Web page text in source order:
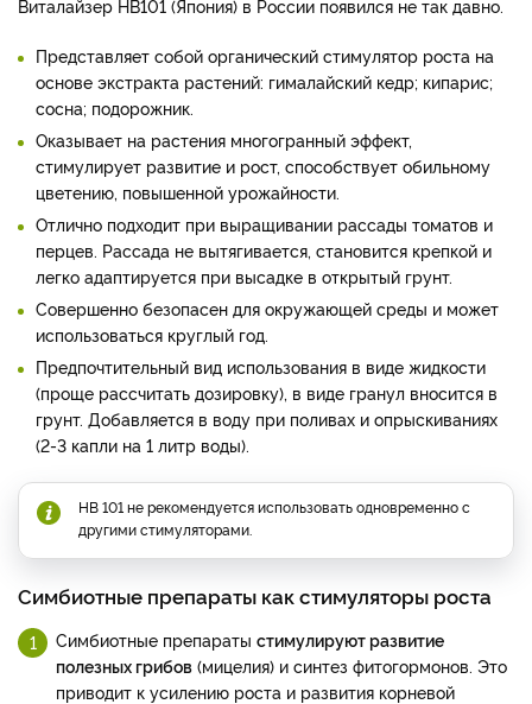
Виталайзер НВ101 (Япония) в России появился не так давно.
Представляет собой органический стимулятор роста на
основе экстракта растений: гималайский кедр; кипарис;
сосна; подорожник.
Оказывает на растения многогранный эффект,
стимулирует развитие и рост, способствует обильному
цветению, повышенной урожайности.
Отлично подходит при выращивании рассады томатов и
перцев. Рассада не вытягивается, становится крепкой и
легко адаптируется при высадке в открытый грунт.
Совершенно безопасен для окружающей среды и может
использоваться круглый год.
Предпочтительный вид использования в виде жидкости
(проще рассчитать дозировку), в виде гранул вносится в
грунт. Добавляется в воду при поливах и опрыскиваниях
(2-3 капли на 1 литр воды).
НВ 101 не рекомендуется использовать одновременно с
другими стимуляторами.
Симбиотные препараты как стимуляторы роста
Симбиотные препараты стимулируют развитие
полезных грибов (мицелия) и синтез фитогормонов. Это
приводит к усилению роста и развития корневой